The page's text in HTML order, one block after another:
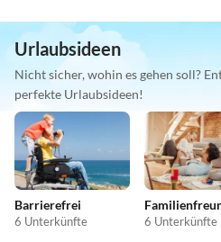
Urlaubsideen
Nicht sicher, wohin es gehen soll?
perfekte Urlaubsideen!
Barrierefrei
6 Unterkünfte 6 Unterkünfte